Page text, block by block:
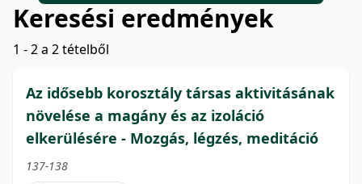
Keresési eredmények
1 - 2 a 2 tételből
Az idősebb korosztály társas aktivitásának
növelése a magány és az izoláció
elkerülésére - Mozgás, légzés, meditáció
137-138